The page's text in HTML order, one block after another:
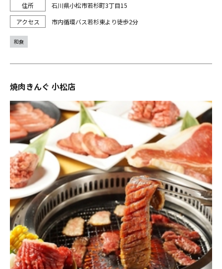
石川県小松市若杉町3丁目15
市内循環バス若杉東より徒歩2分
和食
焼肉きんぐ 小松店